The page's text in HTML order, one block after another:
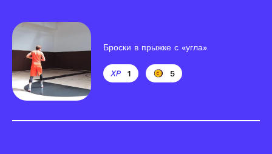
Броски в прыжке с «угла»
1 5